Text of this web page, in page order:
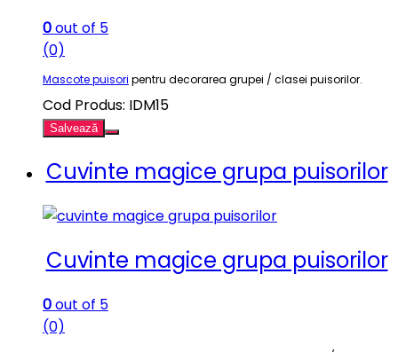
0out of 5
(0)
Mascote puisori pentru decorarea grupei / clasei puisorilor.
Cod Produs: IDM15
Salvează
Cuvinte magice grupa puisorilor
Cuvinte magice grupa puisorilor
0out of 5
(0)